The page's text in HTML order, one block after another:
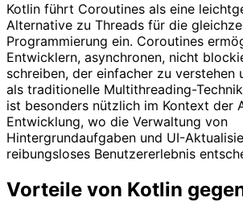
Kotlin führt Coroutines als eine
Alternative zu Threads für die
Programmierung ein. Coroutines
Entwicklern, asynchronen, nicht
schreiben, der einfacher zu verstehen
als traditionelle Multithreading-
ist besonders nützlich im Kontext der
Entwicklung, wo die Verwaltung von
Hintergrundaufgaben und UI-
reibungsloses Benutzererlebnis
Vorteile von Kotlin